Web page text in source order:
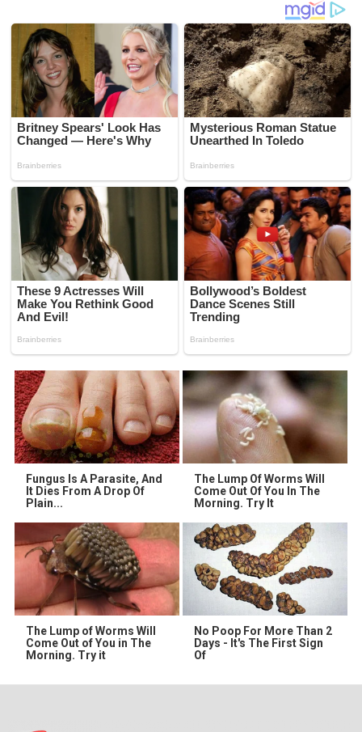
Fungus Is A Parasite, And
It Dies From A Drop Of
Plain...
The Lump Of Worms Will
Come Out Of You In The
Morning. Try It
The Lump of Worms Will
Come Out of You in The
Morning. Try it
No Poop For More Than 2
Days - It's The First Sign
Of